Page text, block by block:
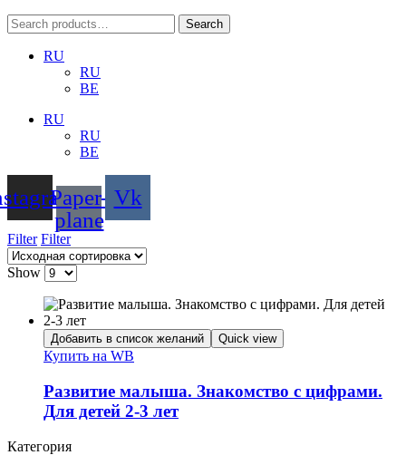
Search
for:
Search
RU
RU
BE
RU
RU
BE
Paper-
plane
Vk
Filter Filter
Show
Добавить в список желаний Quick view
Купить на WB
Развитие малыша. Знакомство с цифрами.
Для детей 2-3 лет
Категория